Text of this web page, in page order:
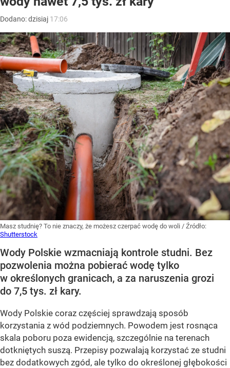
Dodano:dzisiaj 17:06
Masz studnię? To nie znaczy, że możesz czerpać wodę do woli / Źródło:
Shutterstock
Wody Polskie wzmacniają kontrole studni. Bez
pozwolenia można pobierać wodę tylko
w określonych granicach, a za naruszenia grozi
do 7,5 tys. zł kary.
Wody Polskie coraz częściej sprawdzają sposób
korzystania z wód podziemnych. Powodem jest rosnąca
skala poboru poza ewidencją, szczególnie na terenach
dotkniętych suszą. Przepisy pozwalają korzystać ze studni
bez dodatkowych zgód, ale tylko do określonej głębokości